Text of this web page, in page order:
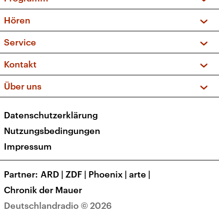
Sendungen und Podcasts
Musikliste
Kakadu – Das Kinderprogramm
Hören
Frequenzen (UKW + DAB+)
Service
FAQ
Apps
Newsletter
Kontakt
Social Media
Über uns
Presse
Karriere
Transparenz
Deutschlandradio © 2026
Datenschutzerklärung
Nutzungsbedingungen
Impressum
Partner ARD | ZDF | Phoenix | arte |
Chronik der Mauer